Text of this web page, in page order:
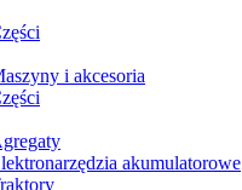
i akcesoria
akumulatorowe